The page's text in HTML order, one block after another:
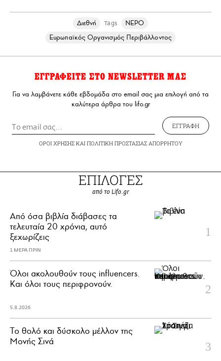
Διεθνή Tags
ΝΕΡΟ
Ευρωπαϊκός Οργανισμός Περιβάλλοντος
ΕΓΓΡΑΦΕΙΤΕ ΣΤΟ NEWSLETTER ΜΑΣ
Για να λαμβάνετε κάθε εβδομάδα στο email σας μια επιλογή από τα
καλύτερα άρθρα του lifo.gr
ΕΓΓΡΑΦΗ
ΟΡΟΙ ΧΡΗΣΗΣΚΑΙ ΠΟΛΙΤΙΚΗ ΠΡΟΣΤΑΣΙΑΣ ΑΠΟΡΡΗΤΟΥ
ΕΠΙΛΟΓΕΣ
από το Lifo.gr
Από όσα βιβλία διάβασες τα
τελευταία 20 χρόνια, αυτό
ξεχωρίζεις
1 ΜΕΡΑ ΠΡΙΝ
Όλοι ακολουθούν τους influencers.
Και όλοι τους περιφρονούν.
5.8.2026
Το θολό και δύσκολο μέλλον της
Μονής Σινά